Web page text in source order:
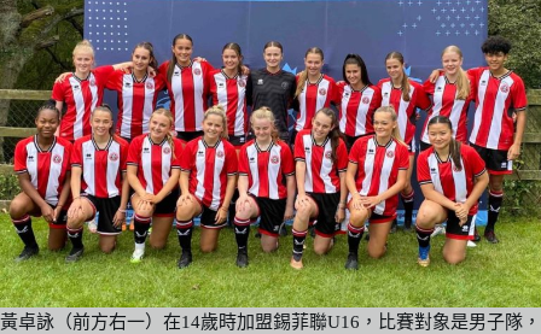
黃卓詠（前方右一）在14歲時加盟錫菲聯U16，比賽對象是男子隊，